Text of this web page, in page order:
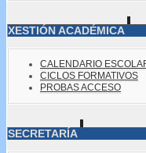
XESTIÓN ACADÉMICA
CALENDARIO
CICLOS FORMATIVOS
PROBAS ACCESO
SECRETARÍA